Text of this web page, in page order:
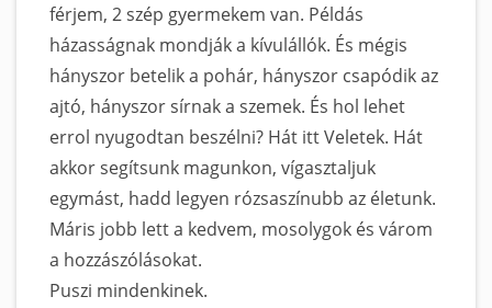
férjem, 2 szép gyermekem van. Példás
házasságnak mondják a kívulállók. És mégis
hányszor betelik a pohár, hányszor csapódik az
ajtó, hányszor sírnak a szemek. És hol lehet
errol nyugodtan beszélni? Hát itt Veletek. Hát
akkor segítsunk magunkon, vígasztaljuk
egymást, hadd legyen rózsaszínubb az életunk.
Máris jobb lett a kedvem, mosolygok és várom
a hozzászólásokat.
Puszi mindenkinek.